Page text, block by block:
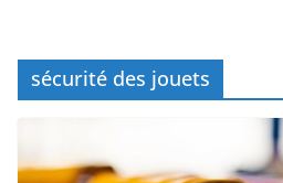
sécurité des jouets